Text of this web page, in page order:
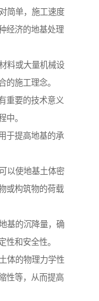
简单，施工速度
经济的地基处理
料或大量机械设
的施工理念。
重要的技术意义
中。
于提高地基的承
以使地基土体密
或构筑物的荷载
基的沉降量，确
性和安全性。
体的物理力学性
性等，从而提高